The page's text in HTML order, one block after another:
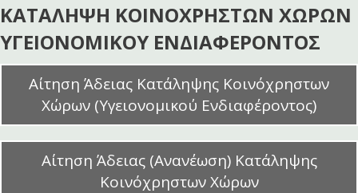
ΚΑΤΑΛΗΨΗ ΚΟΙΝΟΧΡΗΣΤΩΝ ΧΩΡΩΝ
ΥΓΕΙΟΝΟΜΙΚΟΥ ΕΝΔΙΑΦΕΡΟΝΤΟΣ
Αίτηση Άδειας Κατάληψης Κοινόχρηστων
Χώρων (Υγειονομικού Ενδιαφέροντος)
Αίτηση Άδειας (Ανανέωση) Κατάληψης
Κοινόχρηστων Χώρων